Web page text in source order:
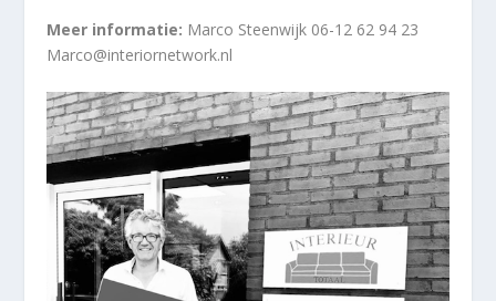
Meer informatie: Marco Steenwijk 06-12 62 94 23
Marco@interiornetwork.nl